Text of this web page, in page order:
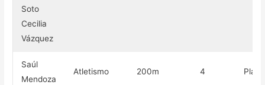
Soto
Cecilia
Vázquez
Saúl
Mendoza
Atletismo 200m 4 Plata